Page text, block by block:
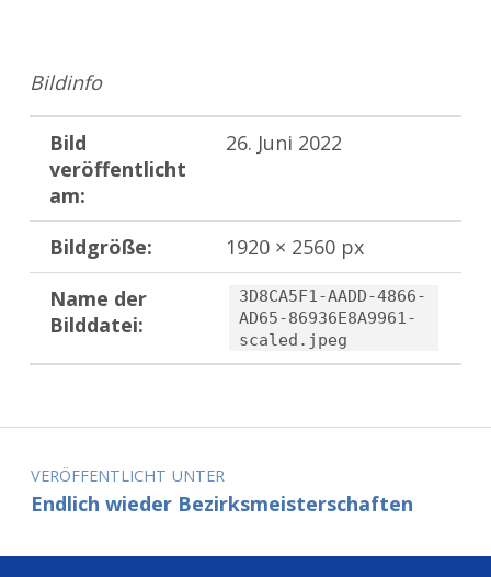
Bildinfo
Bild
veröffentlicht
am:
26. Juni 2022
Bildgröße:
1920 × 2560 px
Name der
Bilddatei:
3D8CA5F1-AADD-4866-
AD65-86936E8A9961-
scaled.jpeg
Zurück zur Hauptnavigation springen
Beitragsnavigation
VERÖFFENTLICHT UNTER
Endlich wieder Bezirksmeisterschaften